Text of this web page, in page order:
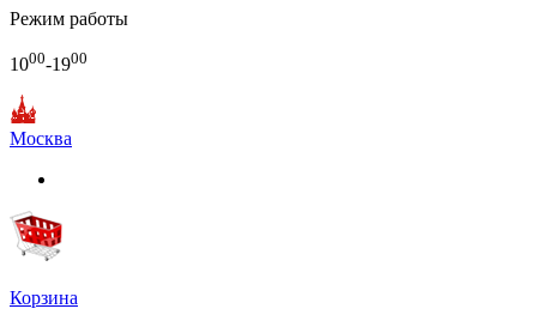
Режим работы
1000-1900
Москва
Корзина